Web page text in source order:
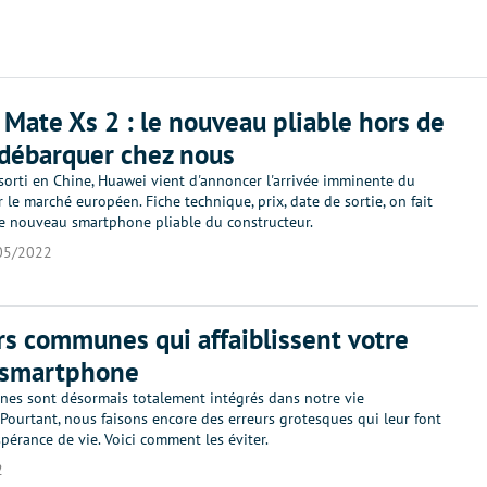
Xs 2 : le nouveau pliable hors de
chez nous
en Chine, Huawei vient d'annoncer l'arrivée imminente du
le marché européen. Fiche technique, prix, date de sortie, on fait
nouveau smartphone pliable du constructeur.
2022
communes qui affaiblissent votre
sont désormais totalement intégrés dans notre vie
nous faisons encore des erreurs grotesques qui leur font
de vie. Voici comment les éviter.